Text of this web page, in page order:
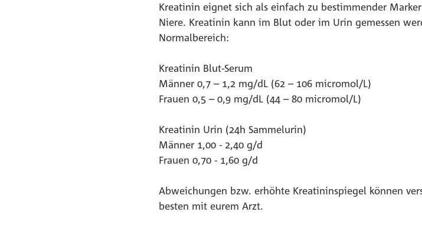
Kreatinin eignet sich als einfach zu bestimmender
Niere. Kreatinin kann im Blut oder im Urin gemessen
Normalbereich:
Kreatinin Blut-Serum
Männer 0,7 – 1,2 mg/dL (62 – 106 micromol/L)
Frauen 0,5 – 0,9 mg/dL (44 – 80 micromol/L)
Kreatinin Urin (24h Sammelurin)
Männer 1,00 - 2,40 g/d
Frauen 0,70 - 1,60 g/d
Abweichungen bzw. erhöhte Kreatininspiegel können
besten mit eurem Arzt.